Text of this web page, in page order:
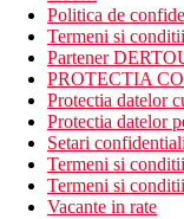
Politica de
Termeni si
Partener
PROTECTIA
Protectia datelor
Protectia datelor
Setari
Termeni si conditii
Termeni si
Vacante in rate